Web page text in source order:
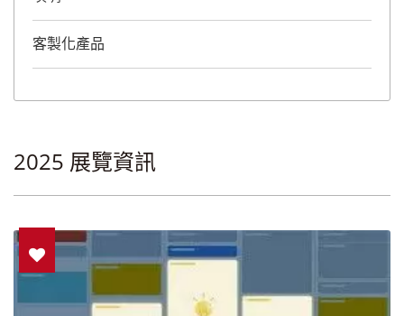
客製化產品
2025 展覽資訊